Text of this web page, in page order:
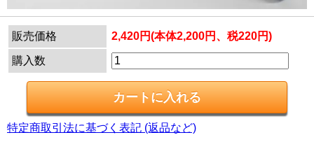
販売価格 2,420円(本体2,200円、税220円)
購入数
特定商取引法に基づく表記 (返品など)